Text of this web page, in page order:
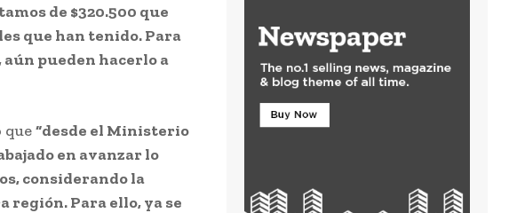
de $320.500 que
que han tenido. Para
pueden hacerlo a
que“desde el Ministerio
en avanzar lo
considerando la
Para ello, ya se